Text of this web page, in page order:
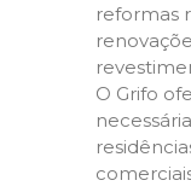
reformas
O Grifo